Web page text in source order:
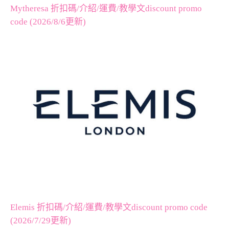
Mytheresa 折扣碼/介紹/運費/教學文discount promo
code (2026/8/6更新)
Elemis 折扣碼/介紹/運費/教學文discount promo code
(2026/7/29更新)